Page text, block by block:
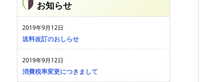
お知らせ
2019年9月12日
送料改訂のおしらせ
2019年9月12日
消費税率変更につきまして